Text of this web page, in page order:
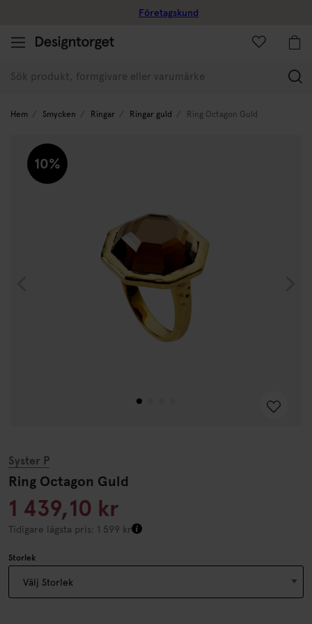
Företagskund
Hem Smycken Ringar Ringar guld Ring Octagon Guld
10%
Syster P
Ring Octagon Guld
1 439,10 kr
Tidigare lägsta pris: 1 599 kr
Storlek